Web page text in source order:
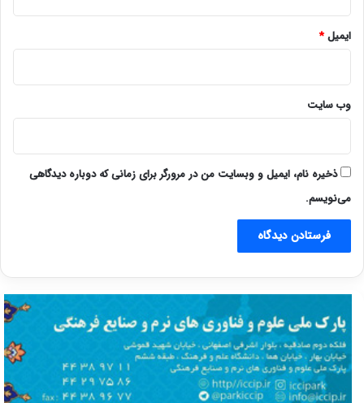
ایمیل*
وب‌ سایت
ذخیره نام، ایمیل و وبسایت من در مرورگر برای زمانی که دوباره دیدگاهی
می‌نویسم.